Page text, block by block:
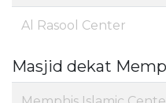
Al Rasool Center
Masjid dekat